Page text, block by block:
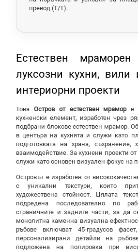
превод (T/T).
Естествен
луксозни кухни, вили
интериорни проекти
Това Остров от естествен мраморе
кухненски елемент, изработен чрез
подбрани блокове естествен мрамор.
в центъра на кухнята и служи като
подготовката на храна, съхранение,
взаимодействие. За кухнени проекти
служи като основен визуален фокус на
Островът е изработен от
с уникални текстури, които
художествена стойност. Цялата
подредена последователно по
страничните и задните части, за да
монолитна каменна визуална
ръбове включват 45-градусов
персонализирани детайли на
подложена на полировка при